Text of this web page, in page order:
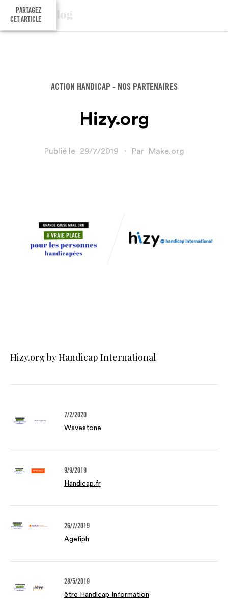
PARTAGEZ
CET ARTICLE
ACTION HANDICAP - NOS PARTENAIRES
Hizy.org
Publié le 29/7/2019 ・ Par Make.org
Hizy.org by Handicap International
7/2/2020
Wavestone
9/9/2019
Handicap.fr
26/7/2019
Agefiph
28/5/2019
être Handicap Information